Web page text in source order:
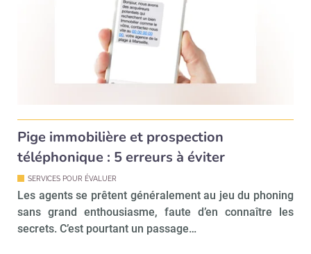
Pige immobilière et prospection
téléphonique : 5 erreurs à éviter
SERVICES POUR ÉVALUER
Les agents se prêtent généralement au jeu du phoning
sans grand enthousiasme, faute d’en connaître les
secrets. C’est pourtant un passage…